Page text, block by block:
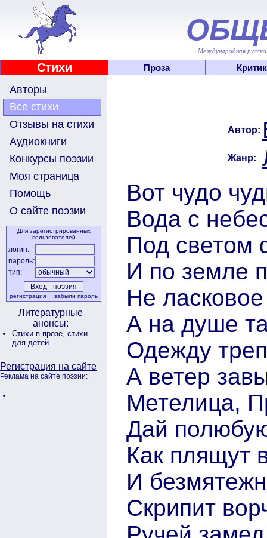
Международная
Стихи Проза
Авторы
Все стихи
Отзывы на стихи
Аудиокниги
Конкурсы поэзии
Моя страница
Помощь
О сайте поэзии
Для зарегистрированных
пользователей
логин:
пароль:
тип:
регистрация забыли пароль
Литературные
анонсы:
Стихи в прозе, стихи
для детей.
Регистрация на сайте
Реклама на сайте поэзии:
Автор:
Жанр:
Вот чудо
Вода с
Под светом
И по земле
Не
А на душе
Одежду
А ветер
Метелица,
Дай
Как плящут
И
Скрипит